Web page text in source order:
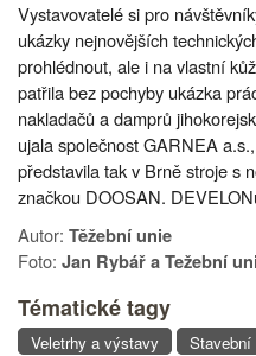
Vystavovatelé si pro
ukázky nejnovějších
prohlédnout, ale i na vlastní
patřila bez pochyby ukázka
nakladačů a damprů
ujala společnost GARNEA
představila tak v Brně stroje s
značkou DOOSAN.
Autor: Těžební unie
Foto: Jan Rybář a Težební
Tématické tagy
Veletrhy a výstavy Stavební